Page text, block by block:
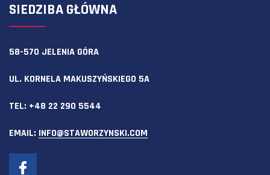
SIEDZIBA GŁÓWNA
58-570 JELENIA GÓRA
UL. KORNELA MAKUSZYŃSKIEGO 5A
TEL: +48 22 290 5544
EMAIL: INFO@STAWORZYNSKI.COM